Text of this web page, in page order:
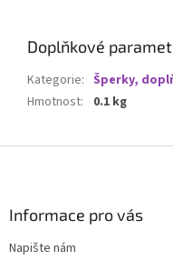
Doplňkové
Kategorie: Šperky,
Hmotnost: 0.1 kg
Informace pro vás
Napište nám